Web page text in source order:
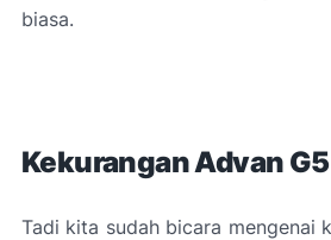
biasa.
Kekurangan Advan G5
Tadi kita sudah bicara mengenai